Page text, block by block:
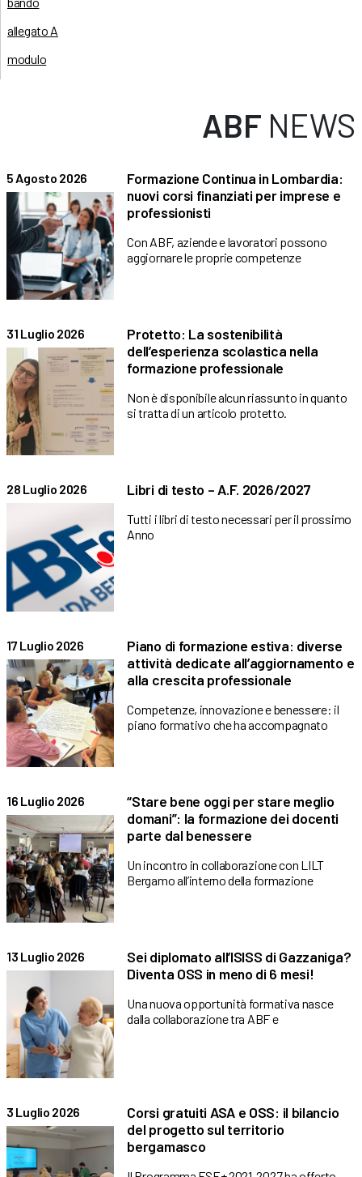
allegato A
modulo
ABF NEWS
5 Agosto 2026
Formazione Continua in Lombardia:
nuovi corsi finanziati per imprese e
professionisti
Con ABF, aziende e lavoratori possono
aggiornare le proprie competenze
31 Luglio 2026
Protetto: La sostenibilità
dell’esperienza scolastica nella
formazione professionale
Non è disponibile alcun riassunto in quanto
si tratta di un articolo protetto.
28 Luglio 2026 Libri di testo – A.F. 2026/2027
Tutti i libri di testo necessari per il prossimo
Anno
17 Luglio 2026
Piano di formazione estiva: diverse
attività dedicate all’aggiornamento e
alla crescita professionale
Competenze, innovazione e benessere: il
piano formativo che ha accompagnato
16 Luglio 2026
“Stare bene oggi per stare meglio
domani”: la formazione dei docenti
parte dal benessere
Un incontro in collaborazione con LILT
Bergamo all’interno della formazione
13 Luglio 2026
Sei diplomato all’ISISS di Gazzaniga?
Diventa OSS in meno di 6 mesi!
Una nuova opportunità formativa nasce
dalla collaborazione tra ABF e
3 Luglio 2026
Corsi gratuiti ASA e OSS: il bilancio
del progetto sul territorio
bergamasco